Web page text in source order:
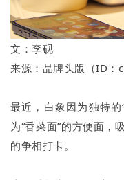
文：李砚
来源：品牌头版（ID：
最近，白象因为独特
为“香菜面”的方便面，
的争相打卡。